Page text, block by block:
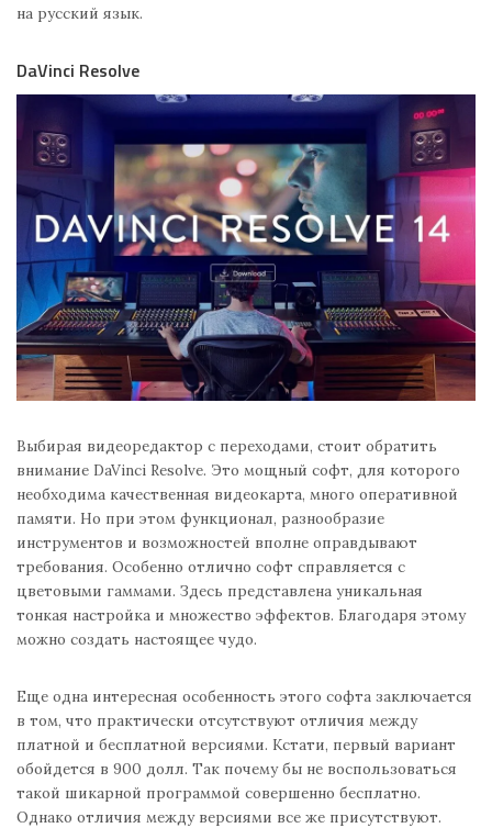
на русский язык.
DaVinci Resolve
Выбирая видеоредактор с переходами, стоит обратить
внимание DaVinci Resolve. Это мощный софт, для которого
необходима качественная видеокарта, много оперативной
памяти. Но при этом функционал, разнообразие
инструментов и возможностей вполне оправдывают
требования. Особенно отлично софт справляется с
цветовыми гаммами. Здесь представлена уникальная
тонкая настройка и множество эффектов. Благодаря этому
можно создать настоящее чудо.
Еще одна интересная особенность этого софта заключается
в том, что практически отсутствуют отличия между
платной и бесплатной версиями. Кстати, первый вариант
обойдется в 900 долл. Так почему бы не воспользоваться
такой шикарной программой совершенно бесплатно.
Однако отличия между версиями все же присутствуют.